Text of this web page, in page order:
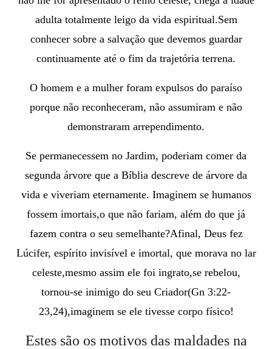
adulta totalmente leigo da vida espiritual.Sem
conhecer sobre a salvação que devemos guardar
continuamente até o fim da trajetória terrena.
O homem e a mulher foram expulsos do paraíso
porque não reconheceram, não assumiram e não
demonstraram arrependimento.
Se permanecessem no Jardim, poderiam comer da
segunda árvore que a Bíblia descreve de árvore da
vida e viveriam eternamente. Imaginem se humanos
fossem imortais,o que não fariam, além do que já
fazem contra o seu semelhante?Afinal, Deus fez
Lúcifer, espírito invisível e imortal, que morava no lar
celeste,mesmo assim ele foi ingrato,se rebelou,
tornou-se inimigo do seu Criador(Gn 3:22-
23,24),imaginem se ele tivesse corpo físico!
Estes são os motivos das maldades na